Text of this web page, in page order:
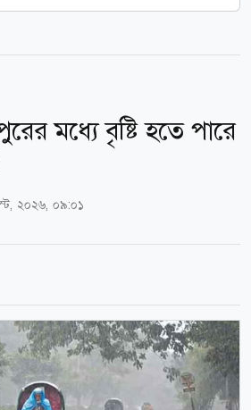
মধ্যে বৃষ্টি হতে পারে
২০২৬, ০৯:০১